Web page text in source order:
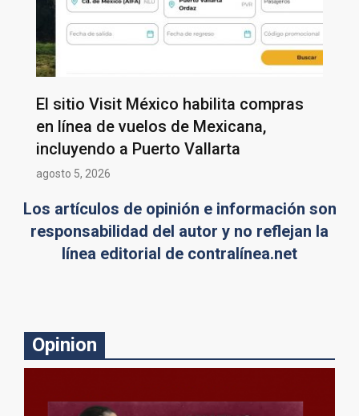
El sitio Visit México habilita compras
en línea de vuelos de Mexicana,
incluyendo a Puerto Vallarta
agosto 5, 2026
Los artículos de opinión e información son
responsabilidad del autor y no reflejan la
línea editorial de contralínea.net
Opinion